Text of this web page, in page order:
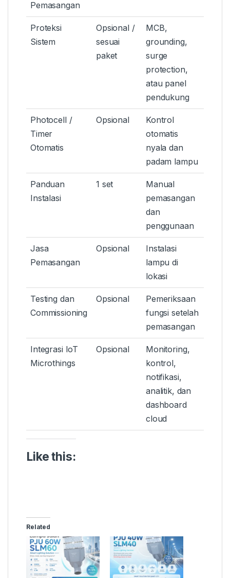
Pemasangan
Proteksi
Sistem
Opsional /
sesuai
paket
MCB,
grounding,
surge
protection,
atau panel
pendukung
Photocell /
Timer
Otomatis
Opsional
Kontrol
otomatis
nyala dan
padam lampu
Panduan
Instalasi
1 set
Manual
pemasangan
dan
penggunaan
Jasa
Pemasangan
Opsional
Instalasi
lampu di
lokasi
Testing dan
Commissioning
Opsional
Pemeriksaan
fungsi setelah
pemasangan
Integrasi IoT
Microthings
Opsional
Monitoring,
kontrol,
notifikasi,
analitik, dan
dashboard
cloud
Like this:
Related